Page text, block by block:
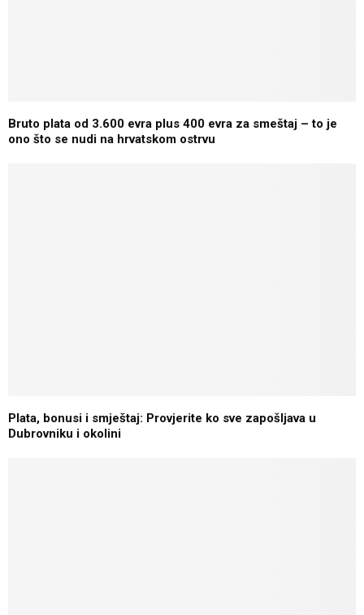
Bruto plata od 3.600 evra plus 400 evra za smeštaj – to je
ono što se nudi na hrvatskom ostrvu
Plata, bonusi i smještaj: Provjerite ko sve zapošljava u
Dubrovniku i okolini